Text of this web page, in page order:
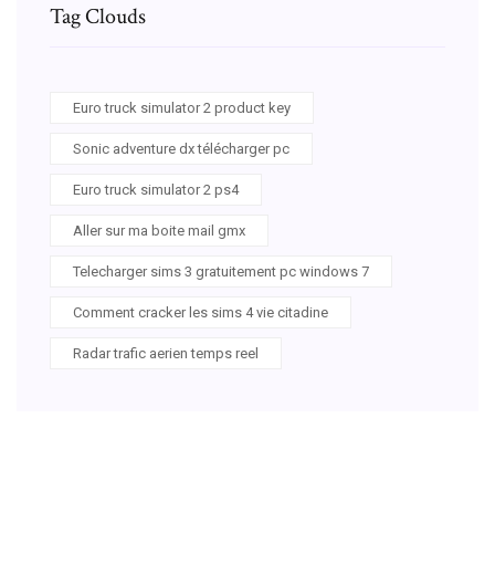
Tag Clouds
Euro truck simulator 2 product key
Sonic adventure dx télécharger pc
Euro truck simulator 2 ps4
Aller sur ma boite mail gmx
Telecharger sims 3 gratuitement pc windows 7
Comment cracker les sims 4 vie citadine
Radar trafic aerien temps reel